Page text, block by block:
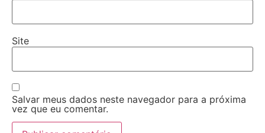
Site
Salvar meus dados neste navegador para a próxima
vez que eu comentar.